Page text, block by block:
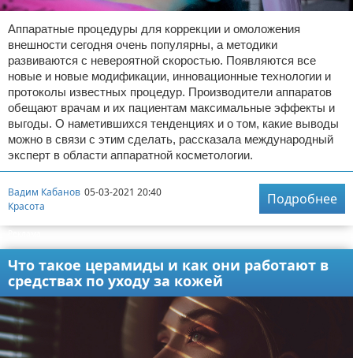
Аппаратные процедуры для коррекции и омоложения
внешности сегодня очень популярны, а методики
развиваются с невероятной скоростью. Появляются все
новые и новые модификации, инновационные технологии и
протоколы известных процедур. Производители аппаратов
обещают врачам и их пациентам максимальные эффекты и
выгоды. О наметившихся тенденциях и о том, какие выводы
можно в связи с этим сделать, рассказала международный
эксперт в области аппаратной косметологии.
Вадим Кабанов 05-03-2021 20:40
Красота
Подробнее
Что такое церамиды и как они работают в
средствах по уходу за кожей